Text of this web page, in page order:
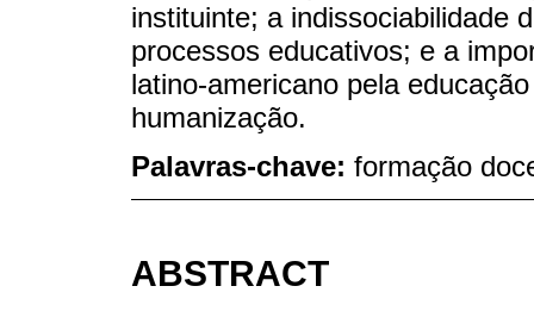
instituinte; a indissociabilidade
processos educativos; e a
latino-americano pela
humanização.
Palavras-chave: formação
ABSTRACT